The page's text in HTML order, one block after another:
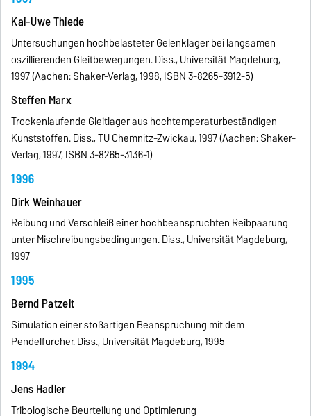
Kai-Uwe Thiede
Untersuchungen hochbelasteter Gelenklager bei langsamen
oszillierenden Gleitbewegungen. Diss., Universität Magdeburg,
1997 (Aachen: Shaker-Verlag, 1998, ISBN 3-8265-3912-5)
Steffen Marx
Trockenlaufende Gleitlager aus hochtemperaturbeständigen
Kunststoffen. Diss., TU Chemnitz-Zwickau, 1997 (Aachen: Shaker-
Verlag, 1997, ISBN 3-8265-3136-1)
1996
Dirk Weinhauer
Reibung und Verschleiß einer hochbeanspruchten Reibpaarung
unter Mischreibungsbedingungen. Diss., Universität Magdeburg,
1997
1995
Bernd Patzelt
Simulation einer stoßartigen Beanspruchung mit dem
Pendelfurcher. Diss., Universität Magdeburg, 1995
1994
Jens Hadler
Tribologische Beurteilung und Optimierung